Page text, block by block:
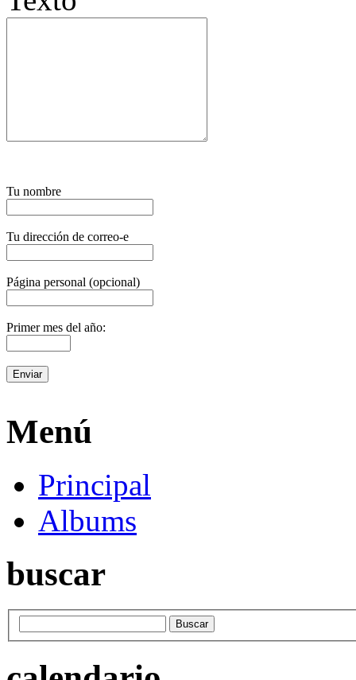
Tu nombre
Tu dirección de correo-e
Página personal (opcional)
Primer mes del año:
Menú
Principal
Albums
buscar